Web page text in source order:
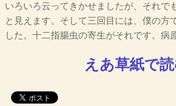
いろいろ云ってきかせましたが、それで
と見えます。そして三回目には、僕の方
した。十二指腸虫の寄生がそれです。病
えあ草紙で